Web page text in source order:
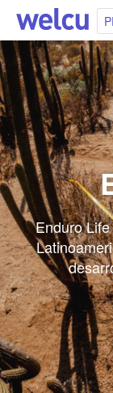
Enduro